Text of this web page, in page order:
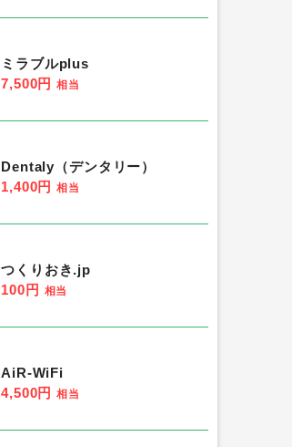
ミラブルplus
7,500円 相当
Dentaly（デンタリー）
1,400円 相当
つくりおき.jp
100円 相当
AiR-WiFi
4,500円 相当